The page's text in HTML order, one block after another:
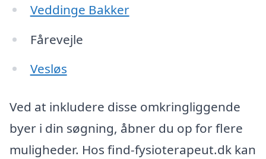
Veddinge Bakker
Fårevejle
Vesløs
Ved at inkludere disse omkringliggende
byer i din søgning, åbner du op for flere
muligheder. Hos find-fysioterapeut.dk kan